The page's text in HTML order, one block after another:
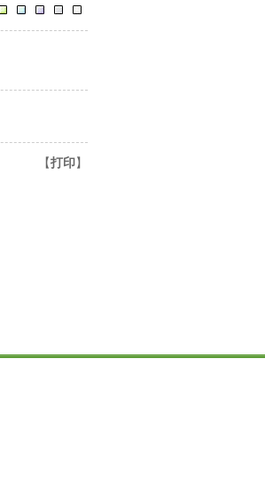
【打印】